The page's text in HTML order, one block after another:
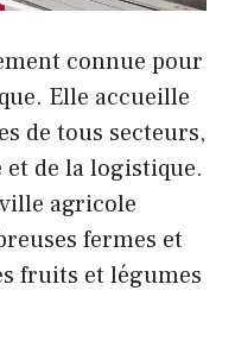
connue pour
Elle accueille
de tous secteurs,
de la logistique.
agricole
fermes et
fruits et légumes